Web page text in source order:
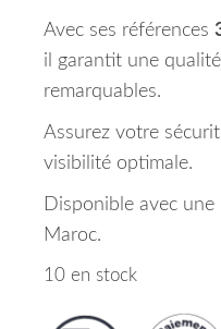
Avec ses références
il garantit une
remarquables.
Assurez votre
visibilité optimale.
Disponible avec une
Maroc.
10 en stock